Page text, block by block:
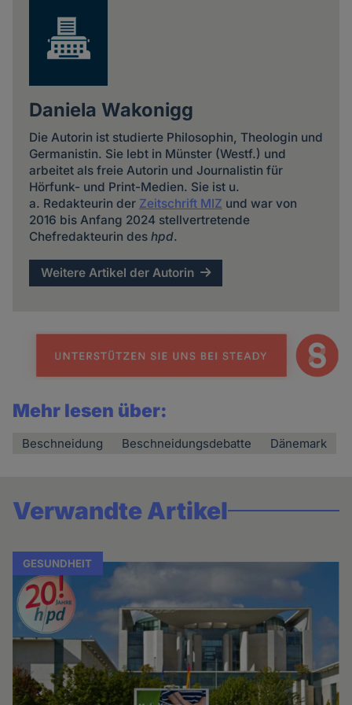
Daniela Wakonigg
Die Autorin ist studierte Philosophin, Theologin und
Germanistin. Sie lebt in Münster (Westf.) und
arbeitet als freie Autorin und Journalistin für
Hörfunk- und Print-Medien. Sie ist u.
a. Redakteurin der Zeitschrift MIZ und war von
2016 bis Anfang 2024 stellvertretende
Chefredakteurin des hpd.
Weitere Artikel der Autorin
Mehr lesen über:
Beschneidung Beschneidungsdebatte Dänemark
Verwandte Artikel
GESUNDHEIT